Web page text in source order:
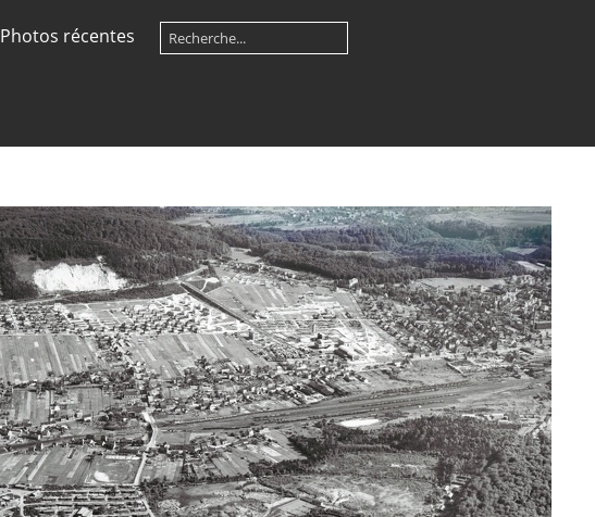
Photos récentes